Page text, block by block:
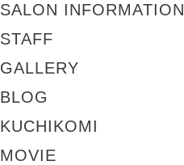
SALON INFORMATION
STAFF
GALLERY
BLOG
KUCHIKOMI
MOVIE